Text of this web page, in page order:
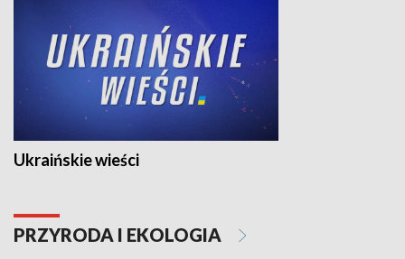
Ukraińskie wieści
PRZYRODA I EKOLOGIA